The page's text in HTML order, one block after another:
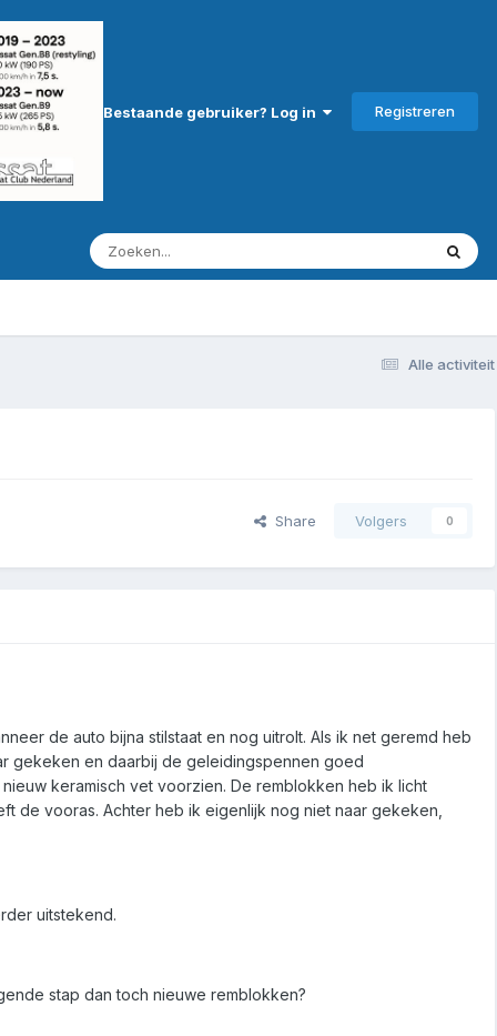
Bestaande gebruiker? Log in Registreren
Alle activiteit
Share Volgers 0
de auto bijna stilstaat en nog uitrolt. Als ik net geremd heb
gekeken en daarbij de geleidingspennen goed
keramisch vet voorzien. De remblokken heb ik licht
de vooras. Achter heb ik eigenlijk nog niet naar gekeken,
uitstekend.
stap dan toch nieuwe remblokken?